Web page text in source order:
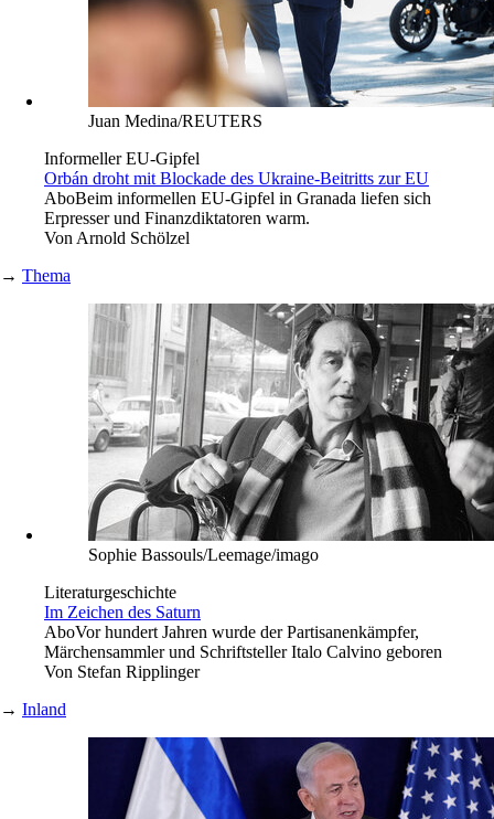
Juan Medina/REUTERS
Informeller EU-Gipfel
Orbán droht mit Blockade des Ukraine-Beitritts zur EU
AboBeim informellen EU-Gipfel in Granada liefen sich
Erpresser und Finanzdiktatoren warm.
Von Arnold Schölzel
→ Thema
Sophie Bassouls/Leemage/imago
Literaturgeschichte
Im Zeichen des Saturn
AboVor hundert Jahren wurde der Partisanenkämpfer,
Märchensammler und Schriftsteller Italo Calvino geboren
Von Stefan Ripplinger
→ Inland